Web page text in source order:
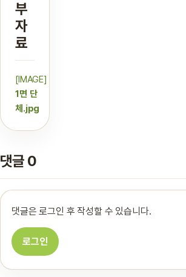
부
자
료
[IMAGE]
1면 단
체.jpg
댓글 0
댓글은 로그인 후 작성할 수 있습니다.
로그인